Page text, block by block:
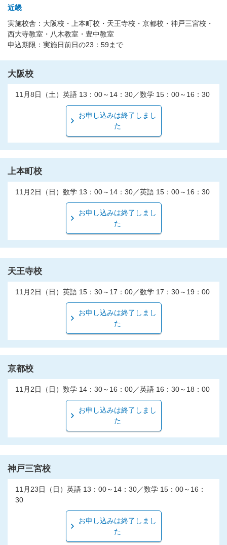
近畿
実施校舎：大阪校・上本町校・天王寺校・京都校・神戸三宮校・
西大寺教室・八木教室・豊中教室
申込期限：実施日前日の23：59まで
大阪校
11月8日（土）英語 13：00～14：30／数学 15：00～16：30
お申し込みは終了しまし
た
上本町校
11月2日（日）数学 13：00～14：30／英語 15：00～16：30
お申し込みは終了しまし
た
天王寺校
11月2日（日）英語 15：30～17：00／数学 17：30～19：00
お申し込みは終了しまし
た
京都校
11月2日（日）数学 14：30～16：00／英語 16：30～18：00
お申し込みは終了しまし
た
神戸三宮校
11月23日（日）英語 13：00～14：30／数学 15：00～16：
30
お申し込みは終了しまし
た